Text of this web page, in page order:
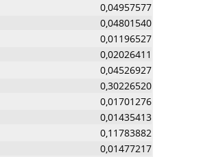
0,04957577
0,04801540
0,01196527
0,02026411
0,04526927
0,30226520
0,01701276
0,01435413
0,11783882
0,01477217